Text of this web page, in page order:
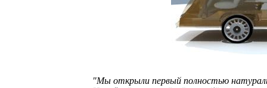
"Мы открыли первый полностью